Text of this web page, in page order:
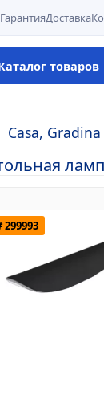
ГарантияДоставка
товаров
Casa, Gradina
299993